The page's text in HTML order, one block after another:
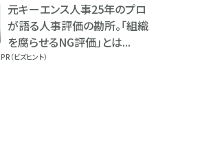
元キーエンス人事25年のプロ
が語る人事評価の勘所。「組織
を腐らせるNG評価」とは...
PR（ビズヒント）